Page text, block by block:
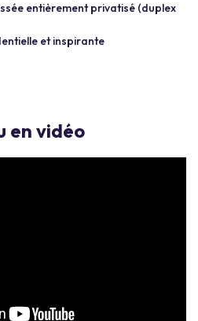
entièrement privatisé (duplex
et inspirante
en vidéo